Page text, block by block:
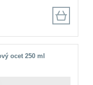
ocet 250 ml